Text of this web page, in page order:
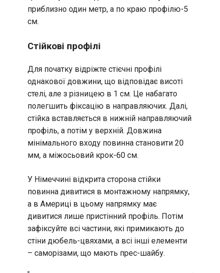
приблизно один метр, а по краю профілю-5
см.
Стійкові профілі
Для початку відріжте стієчні профілі
однакової довжини, що відповідає висоті
стелі, але з різницею в 1 см. Це набагато
полегшить фіксацію в направляючих. Далі,
стійка вставляється в нижній направляючий
профіль, а потім у верхній. Довжина
мінімального входу повинна становити 20
мм, а міжосьовий крок-60 см.
У Німеччині відкрита сторона стійки
повинна дивитися в монтажному напрямку,
а в Америці в цьому напрямку має
дивитися лише пристінний профіль. Потім
зафіксуйте всі частини, які примикають до
стіни дюбель-цвяхами, а всі інші елементи
– саморізами, що мають прес-шайбу.